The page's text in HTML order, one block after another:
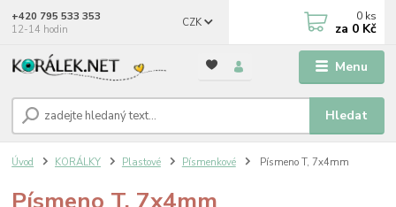
Menu
CZK
Hledat
+420 795 533 353
12-14 hodin
0 ks
za 0 Kč
Úvod KORÁLKY Plastové Písmenkové Písmeno T, 7x4mm